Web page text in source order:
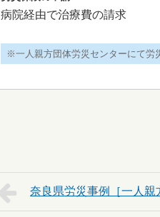
病院経由で治療費の請求
※一人親方団体労災センターにて労
奈良県